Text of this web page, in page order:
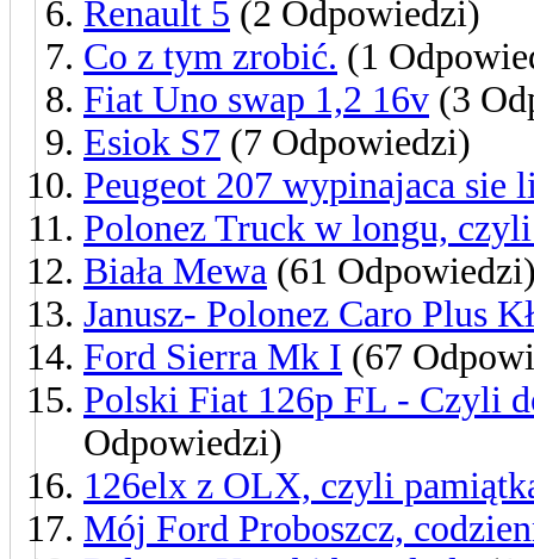
Renault 5 (2 Odpowiedzi)
Co z tym zrobić. (1
Fiat Uno swap 1,2 16v (3
Esiok S7 (7 Odpowiedzi)
Peugeot 207 wypinajaca sie
Polonez Truck w longu,
Biała Mewa (61
Janusz- Polonez Caro Plus
Ford Sierra Mk I (67
Polski Fiat 126p FL - Czyli
Odpowiedzi)
126elx z OLX, czyli
Mój Ford Proboszcz,